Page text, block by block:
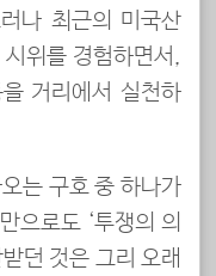
나 최근의 미국산
위를 경험하면서,
거리에서 실천하
는 구호 중 하나가
으로도 ‘투쟁의 의
던 것은 그리 오래